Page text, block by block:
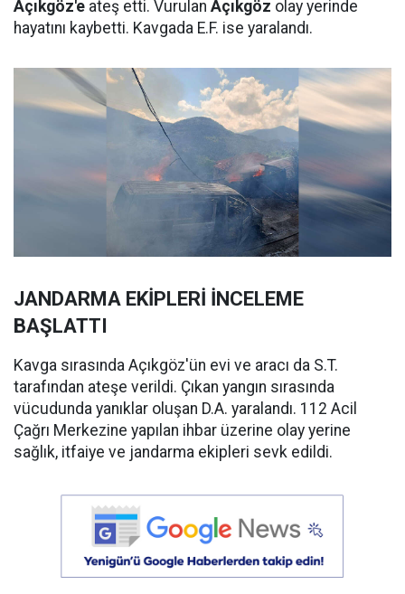
Açıkgöz'e ateş etti. Vurulan Açıkgöz olay yerinde
hayatını kaybetti. Kavgada E.F. ise yaralandı.
JANDARMA EKİPLERİ İNCELEME
BAŞLATTI
Kavga sırasında Açıkgöz'ün evi ve aracı da S.T.
tarafından ateşe verildi. Çıkan yangın sırasında
vücudunda yanıklar oluşan D.A. yaralandı. 112 Acil
Çağrı Merkezine yapılan ihbar üzerine olay yerine
sağlık, itfaiye ve jandarma ekipleri sevk edildi.